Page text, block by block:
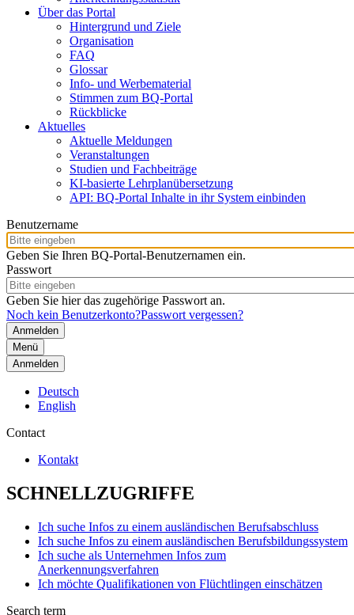
Über das Portal
Hintergrund und Ziele
Organisation
FAQ
Glossar
Info- und Werbematerial
Stimmen zum BQ-Portal
Rückblicke
Aktuelles
Aktuelle Meldungen
Veranstaltungen
Studien und Fachbeiträge
KI-basierte Lehrplanübersetzung
API: BQ-Portal Inhalte in ihr System einbinden
Benutzername
Geben Sie Ihren BQ-Portal-Benutzernamen ein.
Passwort
Geben Sie hier das zugehörige Passwort an.
Noch kein Benutzerkonto?Passwort vergessen?
Menü
Anmelden
Deutsch
English
Contact
Kontakt
SCHNELLZUGRIFFE
Ich suche Infos zu einem ausländischen Berufsabschluss
Ich suche Infos zu einem ausländischen Berufsbildungssystem
Ich suche als Unternehmen Infos zum
Anerkennungsverfahren
Ich möchte Qualifikationen von Flüchtlingen einschätzen
Search term